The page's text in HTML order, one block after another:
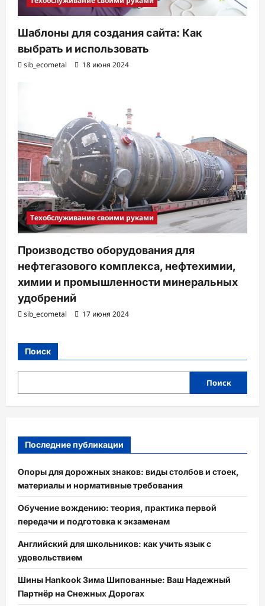
Шаблоны для создания сайта: Как
выбрать и использовать
sib_ecometal 18 июня 2024
Техобслуживание своими руками
Производство оборудования для
нефтегазового комплекса, нефтехимии,
химии и промышленности минеральных
удобрений
sib_ecometal 17 июня 2024
Поиск
Поиск
Последние публикации
Опоры для дорожных знаков: виды столбов и стоек,
материалы и нормативные требования
Обучение вождению: теория, практика первой
передачи и подготовка к экзаменам
Английский для школьников: как учить язык с
удовольствием
Шины Hankook Зима Шипованные: Ваш Надежный
Партнёр на Снежных Дорогах